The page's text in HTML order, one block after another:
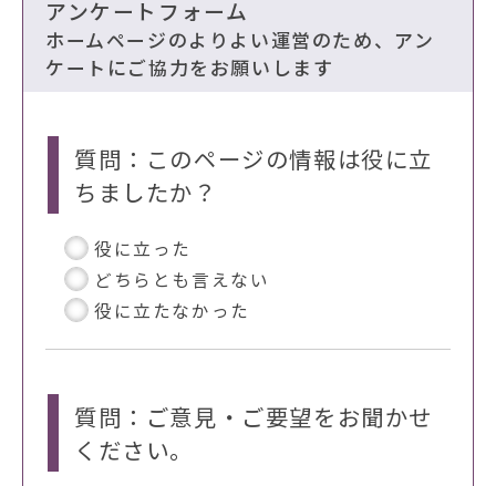
アンケートフォーム
ホームページのよりよい運営のため、アン
ケートにご協力をお願いします
質問：このページの情報は役に立
ちましたか？
役に立った
どちらとも言えない
役に立たなかった
質問：ご意見・ご要望をお聞かせ
ください。